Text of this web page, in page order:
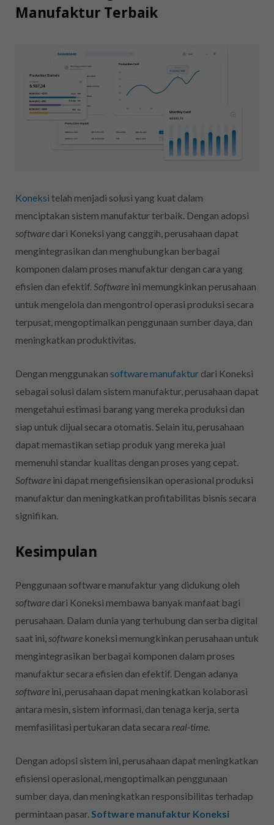
Manufaktur Terbaik
Koneksi telah menjadi solusi yang kuat dalam
menciptakan sistem manufaktur terbaik. Dengan adopsi
software dari Koneksi yang canggih, perusahaan dapat
mengintegrasikan dan menghubungkan berbagai
komponen dalam proses manufaktur dengan cara yang
efisien dan efektif. Software ini memungkinkan perusahaan
untuk mengelola dan mengontrol operasi produksi secara
terpusat, mengoptimalkan penggunaan sumber daya, dan
meningkatkan produktivitas.
Dengan menggunakan software manufaktur dari Koneksi
sebagai solusi dalam sistem manufaktur, perusahaan dapat
mengetahui estimasi barang yang mereka produksi dan
siap untuk dijual secara otomatis. Selain itu, perusahaan
dapat memastikan setiap produk yang mereka jual
memenuhi standar kualitas dengan proses yang cepat.
Software ini dapat mengefisiensikan operasional produksi
manufaktur dan meningkatkan profitabilitas bisnis secara
signifikan.
Kesimpulan
Penggunaan software manufakturyang didukung oleh
software dari Koneksi membawa banyak manfaat bagi
perusahaan. Dalam dunia yang terhubung dan serba digital
saat ini,software koneksi memungkinkan perusahaan untuk
mengintegrasikan berbagai komponen dalam proses
manufaktur secara efisien dan efektif. Dengan adanya
software ini, perusahaan dapat meningkatkan kolaborasi
antara mesin, sistem informasi, dan tenaga kerja, serta
memfasilitasi pertukaran data secara real-time.
Dengan adopsi sistem ini, perusahaan dapat meningkatkan
efisiensi operasional, mengoptimalkan penggunaan
sumber daya, dan meningkatkan responsibilitas terhadap
permintaan pasar.Software manufaktur Koneksi